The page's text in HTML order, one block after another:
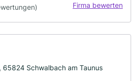
Firma bewerten
65824 Schwalbach am Taunus